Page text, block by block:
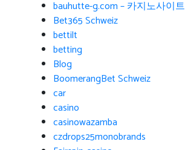
bauhutte-g.com – 카지노사이트
Bet365 Schweiz
bettilt
betting
Blog
BoomerangBet Schweiz
car
casino
casinowazamba
czdrops25monobrands